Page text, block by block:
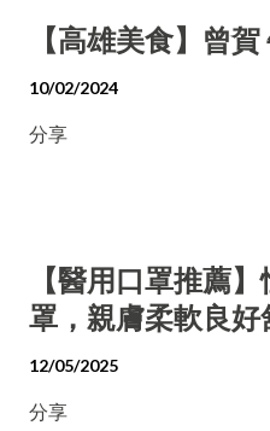
【高雄美食】曾
10/02/2024
分享
【醫用口罩推薦
罩，親膚柔軟良好
12/05/2025
分享